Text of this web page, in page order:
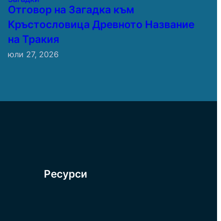
Отговор на Загадка към
Кръстословица Древното Название
на Тракия
юли 27, 2026
Ресурси